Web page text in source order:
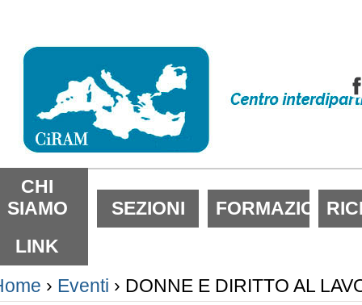
CHI
SIAMO
SEZIONI FORMAZIONE
LINK
› Eventi › DONNE E DIRITTO AL